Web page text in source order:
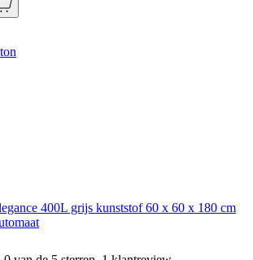
400L grijs kunststof 60 x 60 x 180 cm